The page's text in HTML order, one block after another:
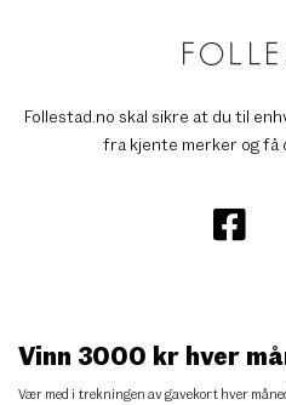
Follestad.no skal sikre at du til
fra kjente merker og få
Vinn 3000 kr hver
Vær med i trekningen av gavekort hver